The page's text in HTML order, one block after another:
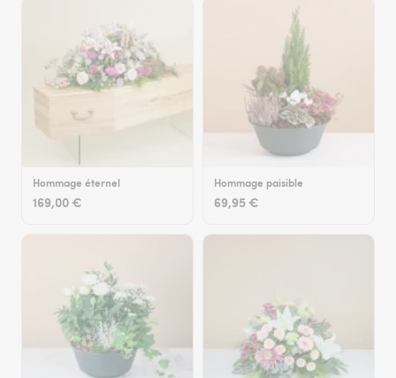
Hommage éternel
169,00 €
Hommage paisible
69,95 €